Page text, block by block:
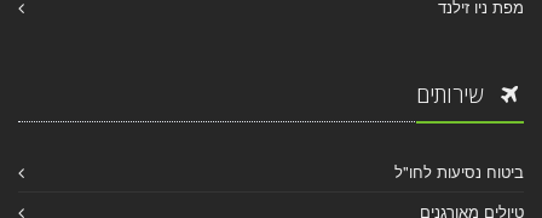
מפת ניו זילנד
שירותים
ביטוח נסיעות לחו"ל
טיולים מאורגנים